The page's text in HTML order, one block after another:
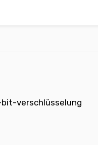
verschlüsselung